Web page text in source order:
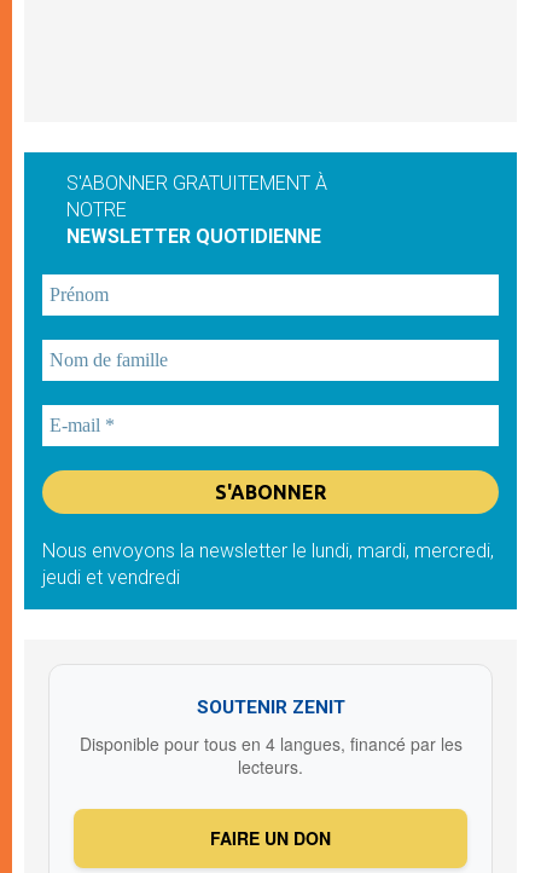
S'ABONNER GRATUITEMENT À
NOTRE
NEWSLETTER QUOTIDIENNE
Nous envoyons la newsletter le lundi, mardi, mercredi,
jeudi et vendredi
SOUTENIR ZENIT
Disponible pour tous en 4 langues, financé par les
lecteurs.
FAIRE UN DON